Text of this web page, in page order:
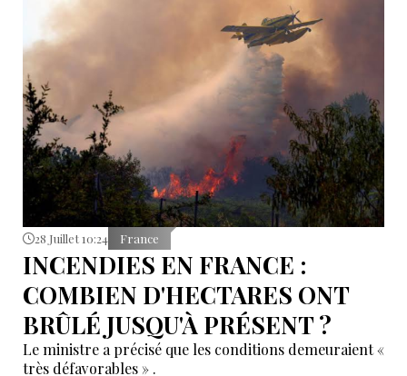
28 Juillet 10:24 France
INCENDIES EN FRANCE :
COMBIEN D'HECTARES ONT
BRÛLÉ JUSQU'À PRÉSENT ?
Le ministre a précisé que les conditions demeuraient «
très défavorables » .